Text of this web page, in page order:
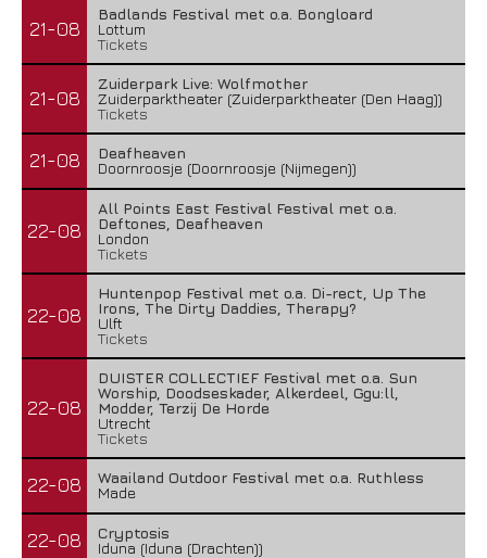
21-08
Badlands Festival met o.a. Bongloard
Lottum
Tickets
21-08
Zuiderpark Live: Wolfmother
Zuiderparktheater (Zuiderparktheater (Den Haag))
Tickets
21-08
Deafheaven
Doornroosje (Doornroosje (Nijmegen))
22-08
All Points East Festival Festival met o.a.
Deftones, Deafheaven
London
Tickets
22-08
Huntenpop Festival met o.a. Di-rect, Up The
Irons, The Dirty Daddies, Therapy?
Ulft
Tickets
22-08
DUISTER COLLECTIEF Festival met o.a. Sun
Worship, Doodseskader, Alkerdeel, Ggu:ll,
Modder, Terzij De Horde
Utrecht
Tickets
22-08
Waailand Outdoor Festival met o.a. Ruthless
Made
22-08
Cryptosis
Iduna (Iduna (Drachten))